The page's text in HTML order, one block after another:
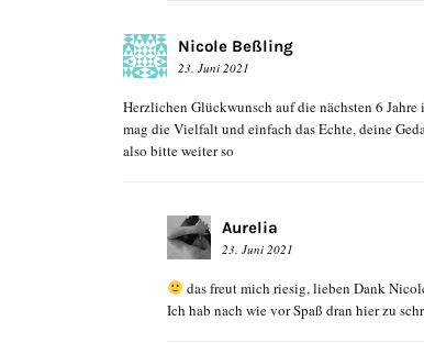
Nicole Beßling
23. Juni 2021
Herzlichen Glückwunsch auf die nächsten 6
mag die Vielfalt und einfach das Echte, deine
also bitte weiter so
Aurelia
23. Juni 2021
das freut mich riesig, lieben Dank
Ich hab nach wie vor Spaß dran hier zu